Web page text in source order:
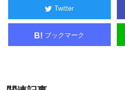
Twitter
B! ブックマーク